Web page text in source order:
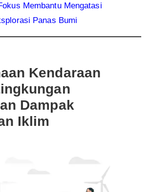
Membantu Mengatasi
Panas Bumi
Kendaraan
Dampak
Iklim